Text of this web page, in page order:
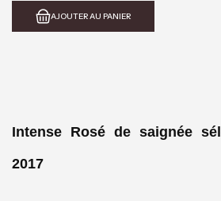
AJOUTER AU PANIER
Intense Rosé de saignée s
2017